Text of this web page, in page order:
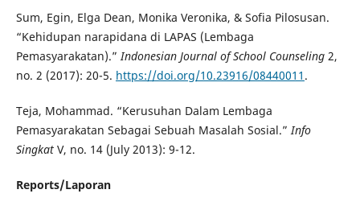
Sum, Egin, Elga Dean, Monika Veronika, & Sofia Pilosusan.
“Kehidupan narapidana di LAPAS (Lembaga
Pemasyarakatan).”Indonesian Journal of School Counseling2,
no. 2 (2017): 20-5. https://doi.org/10.23916/08440011 .
Teja, Mohammad. “Kerusuhan Dalam Lembaga
Pemasyarakatan Sebagai Sebuah Masalah Sosial.” Info
SingkatV, no. 14 (July 2013): 9-12.
Reports/Laporan